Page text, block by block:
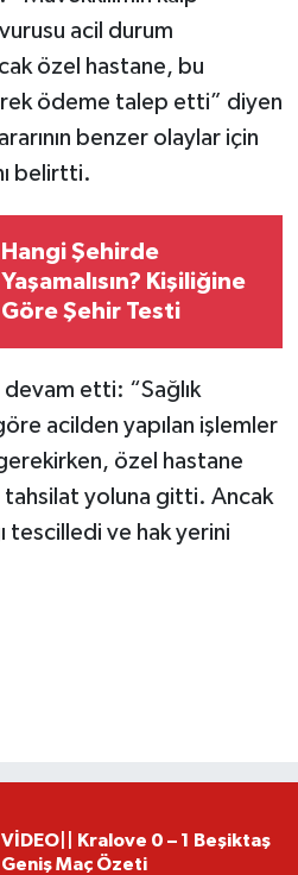
acil durum
özel hastane, bu
ödeme talep etti” diyen
benzer olaylar için
belirtti.
Hangi Şehirde
Yaşamalısın? Kişiliğine
Göre Şehir Testi
etti: “Sağlık
acilden yapılan işlemler
özel hastane
tahsilat yoluna gitti. Ancak
tescilledi ve hak yerini
VİDEO|| Kralove 0 – 1 Beşiktaş
Geniş Maç Özeti